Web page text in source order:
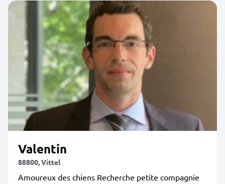
Valentin
88800, Vittel
Amoureux des chiens Recherche petite compagnie